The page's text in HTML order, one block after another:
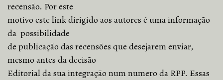
recensão. Por este
motivo este link dirigido aos autores é uma informação
da possibilidade
de publicação das recensões que desejarem enviar,
mesmo antes da decisão
Editorial da sua integração num numero da RPP. Essas